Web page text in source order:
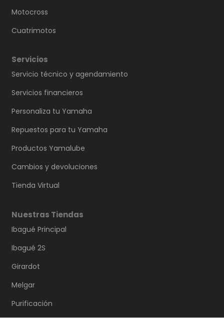
Motocross
Cuatrimotos
Servicios
Servicio técnico y agendamiento
Servicios financieros
Personaliza tu Yamaha
Repuestos para tu Yamaha
Productos Yamalube
Cambios y devoluciones
Tienda Virtual
Nuestras Tiendas
Ibagué Principal
Ibagué 2S
Girardot
Melgar
Purificación